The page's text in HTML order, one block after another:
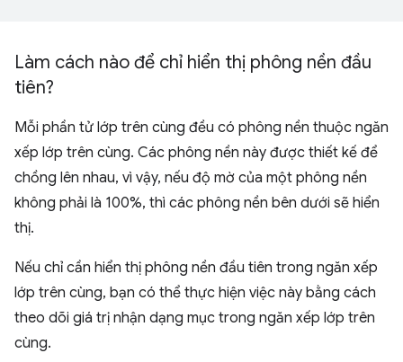
Làm cách nào để chỉ hiển thị phông nền đầu
tiên?
Mỗi phần tử lớp trên cùng đều có phông nền thuộc ngăn
xếp lớp trên cùng. Các phông nền này được thiết kế để
chồng lên nhau, vì vậy, nếu độ mờ của một phông nền
không phải là 100%, thì các phông nền bên dưới sẽ hiển
thị.
Nếu chỉ cần hiển thị phông nền đầu tiên trong ngăn xếp
lớp trên cùng, bạn có thể thực hiện việc này bằng cách
theo dõi giá trị nhận dạng mục trong ngăn xếp lớp trên
cùng.